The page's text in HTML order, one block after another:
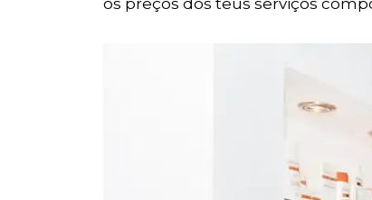
os preços dos teus serviços